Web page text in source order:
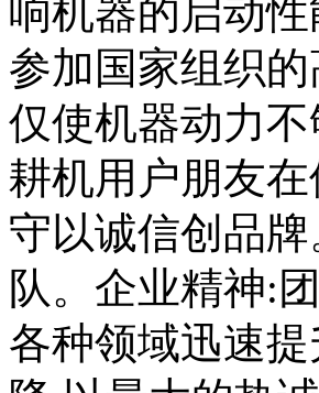
响机器的启动
参加国家组织
仅使机器动力
耕机用户朋友
守以诚信创品
队。企业精神:
各种领域迅速